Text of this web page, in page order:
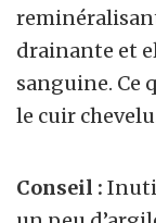
drainante et
sanguine. Ce
le cuir
Conseil :